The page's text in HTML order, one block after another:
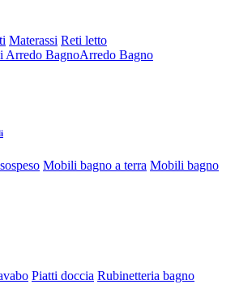
Materassi Reti letto
Arredo Bagno
Mobili bagno a terra Mobili bagno
Piatti doccia Rubinetteria bagno